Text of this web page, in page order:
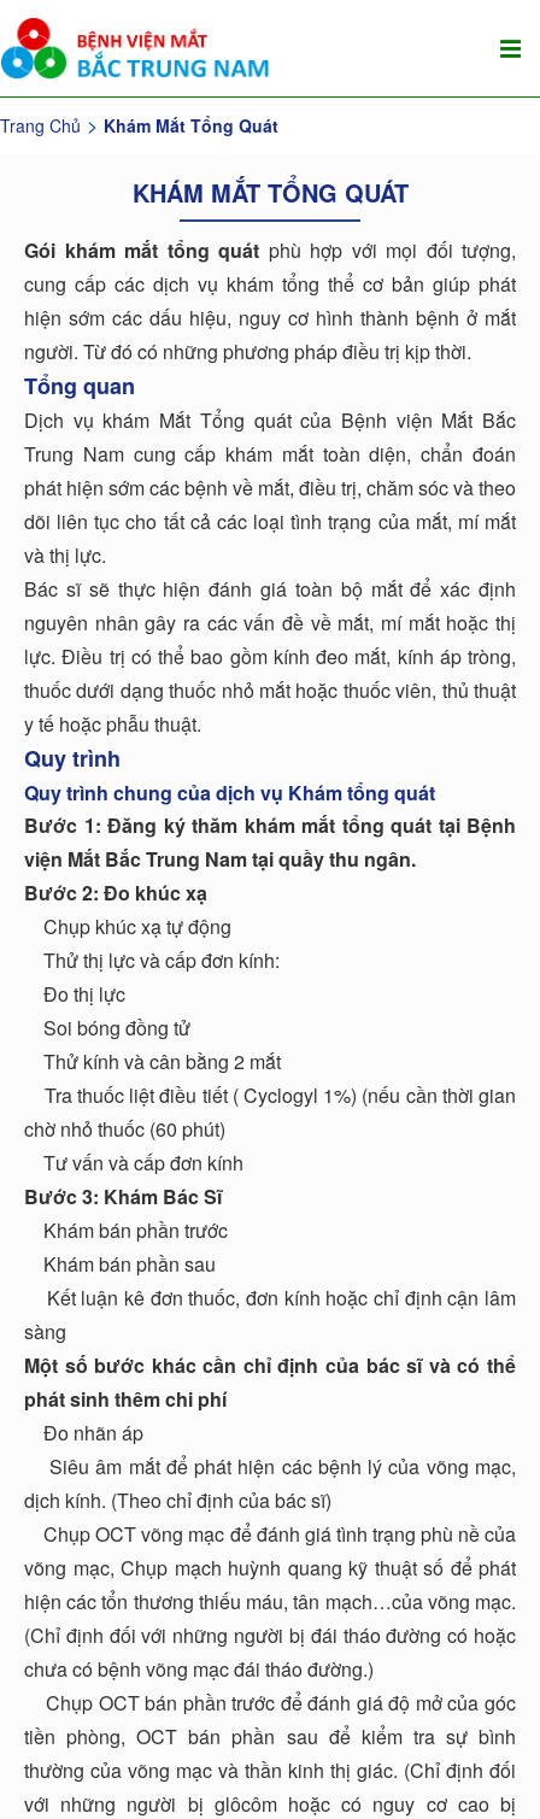
Trang Chủ Khám Mắt Tổng Quát
KHÁM MẮT TỔNG QUÁT
Gói khám mắt tổng quát phù hợp với mọi đối tượng,
cung cấp các dịch vụ khám tổng thể cơ bản giúp phát
hiện sớm các dấu hiệu, nguy cơ hình thành bệnh ở mắt
người. Từ đó có những phương pháp điều trị kịp thời.
Tổng quan
Dịch vụ khám Mắt Tổng quát của Bệnh viện Mắt Bắc
Trung Nam cung cấp khám mắt toàn diện, chẩn đoán
phát hiện sớm các bệnh về mắt, điều trị, chăm sóc và theo
dõi liên tục cho tất cả các loại tình trạng của mắt, mí mắt
và thị lực.
Bác sĩ sẽ thực hiện đánh giá toàn bộ mắt để xác định
nguyên nhân gây ra các vấn đề về mắt, mí mắt hoặc thị
lực. Điều trị có thể bao gồm kính đeo mắt, kính áp tròng,
thuốc dưới dạng thuốc nhỏ mắt hoặc thuốc viên, thủ thuật
y tế hoặc phẫu thuật.
Quy trình
Quy trình chung của dịch vụ Khám tổng quát
Bước 1: Đăng ký thăm khám mắt tổng quát tại Bệnh
viện Mắt Bắc Trung Nam tại quầy thu ngân.
Bước 2: Đo khúc xạ
Chụp khúc xạ tự động
Thử thị lực và cấp đơn kính:
Đo thị lực
Soi bóng đồng tử
Thử kính và cân bằng 2 mắt
Tra thuốc liệt điều tiết ( Cyclogyl 1%) (nếu cần thời gian
chờ nhỏ thuốc (60 phút)
Tư vấn và cấp đơn kính
Bước 3: Khám Bác Sĩ
Khám bán phần trước
Khám bán phần sau
Kết luận kê đơn thuốc, đơn kính hoặc chỉ định cận lâm
sàng
Một số bước khác cần chỉ định của bác sĩ và có thể
phát sinh thêm chi phí
Đo nhãn áp
Siêu âm mắt để phát hiện các bệnh lý của võng mạc,
dịch kính. (Theo chỉ định của bác sĩ)
Chụp OCT võng mạc để đánh giá tình trạng phù nề của
võng mạc, Chụp mạch huỳnh quang kỹ thuật số để phát
hiện các tổn thương thiếu máu, tân mạch…của võng mạc.
(Chỉ định đối với những người bị đái tháo đường có hoặc
chưa có bệnh võng mạc đái tháo đường.)
Chụp OCT bán phần trước để đánh giá độ mở của góc
tiền phòng, OCT bán phần sau để kiểm tra sự bình
thường của võng mạc và thần kinh thị giác. (Chỉ định đối
với những người bị glôcôm hoặc có nguy cơ cao bị